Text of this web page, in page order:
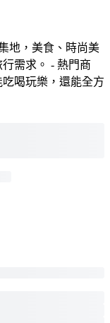
地，美食、時尚美
需求。 - 熱門商
喝玩樂，還能全方